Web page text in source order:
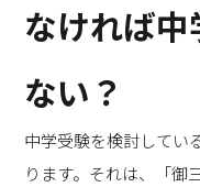
なければ
ない？
中学受験を検討してい
ります。それは、「御